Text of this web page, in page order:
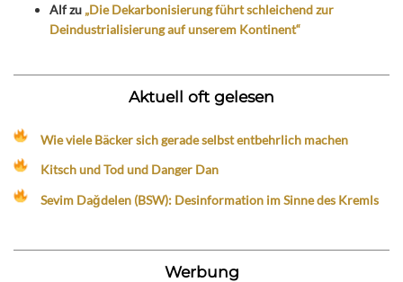
Alfzu „Die Dekarbonisierung führt schleichend zur
Deindustrialisierung auf unserem Kontinent“
Aktuell oft gelesen
Wie viele Bäcker sich gerade selbst entbehrlich machen
Kitsch und Tod und Danger Dan
Sevim Dağdelen (BSW): Desinformation im Sinne des Kremls
Werbung